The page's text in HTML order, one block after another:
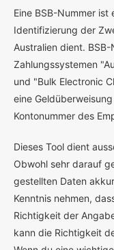
Eine BSB-Nummer
Identifizierung der
Australien dient.
Zahlungssystemen
und "Bulk Electronic
eine
Kontonummer des
Dieses Tool dient
Obwohl sehr darauf
gestellten Daten
Kenntnis nehmen,
Richtigkeit der
kann die Richtigkeit